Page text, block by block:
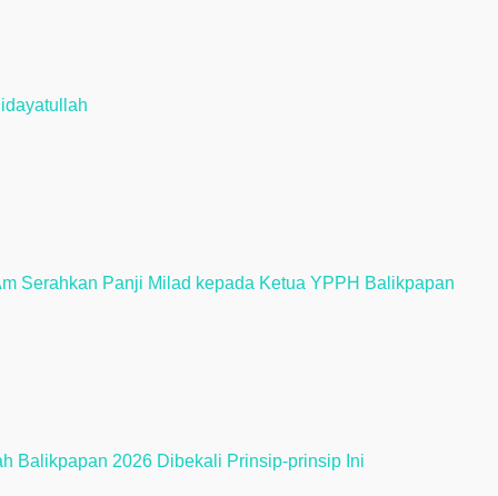
Serahkan Panji Milad kepada Ketua YPPH Balikpapan
Balikpapan 2026 Dibekali Prinsip-prinsip Ini